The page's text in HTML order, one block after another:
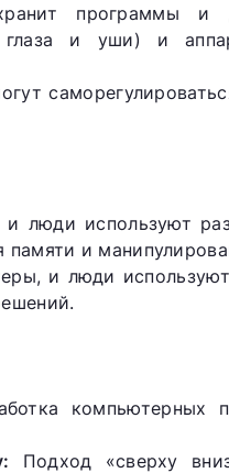
программы и
глаза и уши) и
люди используют
и
и люди
компьютерных
Подход «сверху